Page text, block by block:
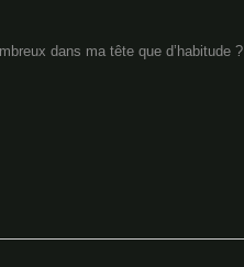
dans ma tête que d’habitude ?